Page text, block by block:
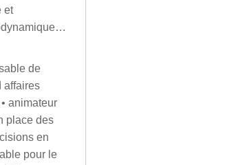
et
de
affaires
animateur
place des
en
pour le